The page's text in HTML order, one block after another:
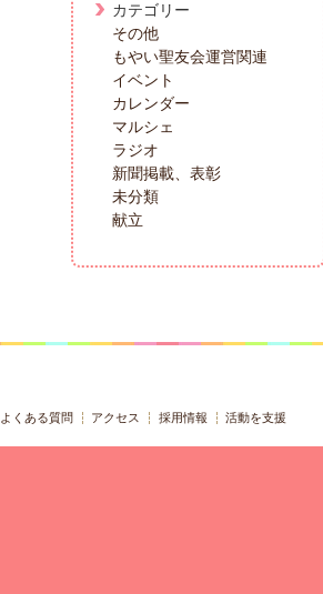
カテゴリー
その他
もやい聖友会運営関連
イベント
カレンダー
マルシェ
ラジオ
新聞掲載、表彰
未分類
献立
よくある質問 アクセス 採用情報 活動を支援